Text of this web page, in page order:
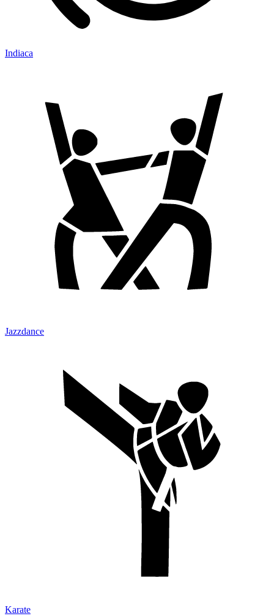
Indiaca
Jazzdance
Karate